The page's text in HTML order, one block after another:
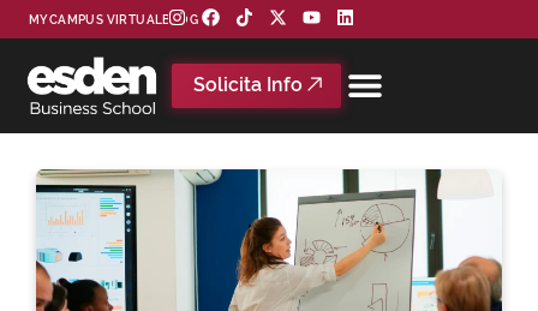
MYCAMPUS VIRTUAL BLOG
Solicita Info